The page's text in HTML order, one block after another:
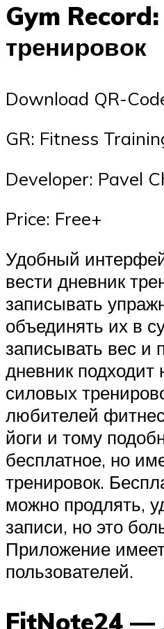
Gym
тренировок
Download QR-
‎GR: Fitness
Developer: Pavel
Price: Free+
Удобный
вести дневник
записывать
объединять их в
записывать вес и
дневник подходит
силовых
любителей
йоги и тому
бесплатное, но
тренировок.
можно продлять,
записи, но это
Приложение
пользователей.
FitNote24 —